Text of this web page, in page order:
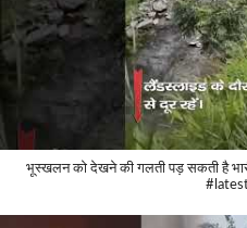
भूस्खलन को देखने की गलती पड़ सकती है